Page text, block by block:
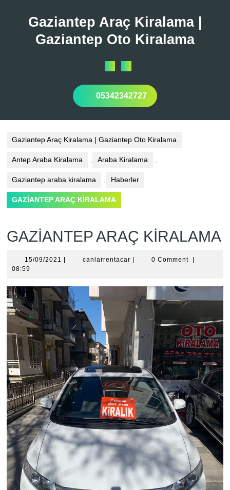
Gaziantep Araç Kiralama |
Gaziantep Oto Kiralama
Open
Button
05342342727
Gaziantep Araç Kiralama | Gaziantep Oto Kiralama
Antep Araba Kiralama , Araba Kiralama ,
Gaziantep araba kiralama , Haberler
GAZİANTEP ARAÇ KİRALAMA
GAZİANTEP ARAÇ KİRALAMA
15/09/2021 15/09/2021canlarrentacar canlarrentacar
0 Comment
08:59